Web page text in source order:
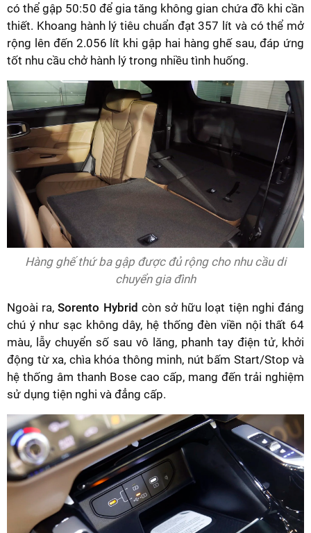
có thể gập 50:50 để gia tăng không gian chứa đồ khi cần
thiết. Khoang hành lý tiêu chuẩn đạt 357 lít và có thể mở
rộng lên đến 2.056 lít khi gập hai hàng ghế sau, đáp ứng
tốt nhu cầu chở hành lý trong nhiều tình huống.
Hàng ghế thứ ba gập được đủ rộng cho nhu cầu di
chuyển gia đình
Ngoài ra,Sorento Hybrid còn sở hữu loạt tiện nghi đáng
chú ý như sạc không dây, hệ thống đèn viền nội thất 64
màu, lẫy chuyển số sau vô lăng, phanh tay điện tử, khởi
động từ xa, chìa khóa thông minh, nút bấm Start/Stop và
hệ thống âm thanh Bose cao cấp, mang đến trải nghiệm
sử dụng tiện nghi và đẳng cấp.